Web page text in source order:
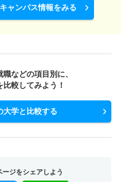
ャンパス情報をみる
職などの項目別に、
比較してみよう！
大学と比較する
ージをシェアしよう